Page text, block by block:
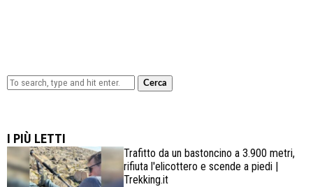
Cerca
I PIÙ LETTI
Trafitto da un bastoncino a 3.900 metri,
rifiuta l'elicottero e scende a piedi |
Trekking.it